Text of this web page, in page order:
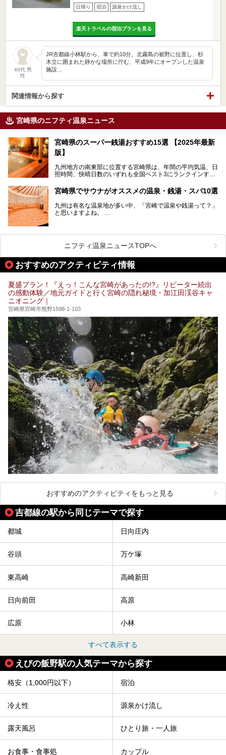
日帰り 宿泊 源泉かけ流し
楽天トラベルの宿泊プランを見る
40代 男
性
JR吉都線小林駅から、車で約10分。北霧島の裾野に位置し、杉
木立に囲まれた静かな場所に佇む、平成9年にオープンした温泉
施設…
関連情報から探す
宮崎県のニフティ温泉ニュース
宮崎県のスーパー銭湯おすすめ15選 【2025年最新
版】
九州地方の南東部に位置する宮崎県は、年間の平均気温、日
照時間、快晴日数のいずれも全国ベスト3にランクインする
青空が彩る、鮮やかな自然の景観が魅力です。断崖と滝が神
秘的な高千穂峡や、「鬼の洗濯板」と呼ばれる岩に囲まれた
青島、霧島連山を望むえびの高原、青い空と海が続く日南海
岸など、自然を満喫できる見どころは県内全域に広がってい
ます。
宮崎県でサウナがオススメの温泉・銭湯・スパ10選
九州は有名な温泉地が多い中、「宮崎で温泉や銭湯って？」
と思いますよね。
あるんです。
宮崎など都市の中心部から、離れた所にある温泉旅館などに
ぜひ参考にして、宮崎でのサウナライフを楽しみましょう！
ニフティ温泉ニュースTOPへ
おすすめのアクティビティ情報
夏盛プラン！『えっ！こんな宮崎があったの!?』リピーター続出
の感動体験／地元ガイドと行く宮崎の隠れ秘境・加江田渓谷キャ
ニオニング｜
宮崎県宮崎市熊野1598-1-103
おすすめのアクティビティをもっと見る
吉都線の駅から同じテーマで探す
都城 日向庄内
谷頭 万ケ塚
東高崎 高崎新田
日向前田 高原
広原 小林
すべて表示する
えびの飯野駅の人気テーマから探す
格安（1,000円以下） 宿泊
冷え性 源泉かけ流し
露天風呂 ひとり旅・一人旅
お食事・食事処 カップル